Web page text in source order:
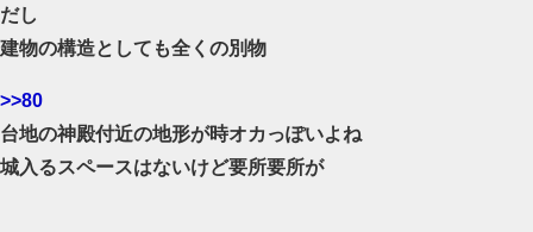
だし
建物の構造としても全くの別物
>>80
台地の神殿付近の地形が時オカっぽいよね
城入るスペースはないけど要所要所が